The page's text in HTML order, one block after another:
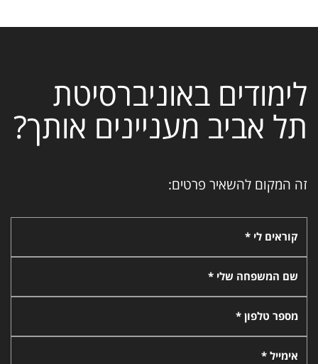
לימודים באוניברסיטת
תל אביב מעניינים אותך?
זה המקום להשאיר פרטים:
קוראים לי *
שם המשפחה שלי *
מספר טלפון *
אימייל *